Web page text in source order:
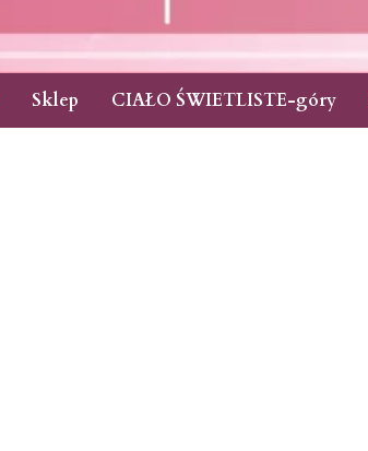
Sklep CIAŁO ŚWIETLISTE-góry